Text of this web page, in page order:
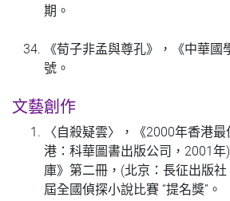
期。
《荀子非孟與尊孔》，《中華國
號。
文藝創作
〈自殺疑雲〉，《2000年香港
港：科華圖書出版公司，2001
庫》第二冊，(北京：長征出版
屆全國偵探小說比賽 “提名獎”。